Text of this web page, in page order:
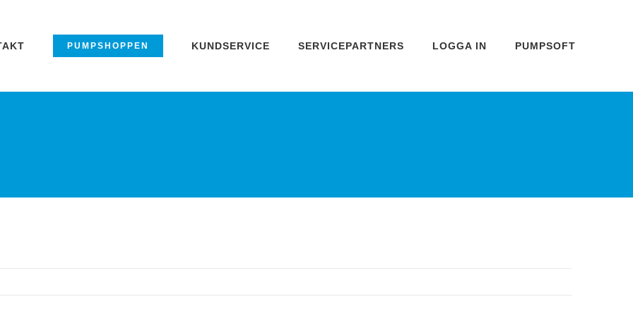
PUMPSHOPPEN KUNDSERVICE SERVICEPARTNERS LOGGA IN PUMPSOFT